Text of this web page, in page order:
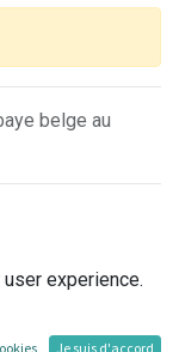
belge au
experience.
Je suis d'accord